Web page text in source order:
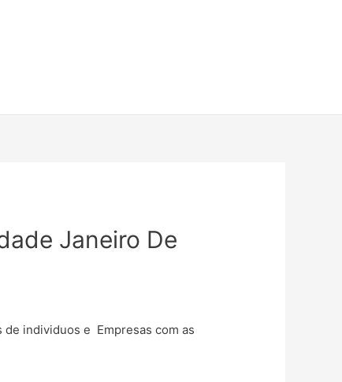
Janeiro De
de individuos e Empresas com as